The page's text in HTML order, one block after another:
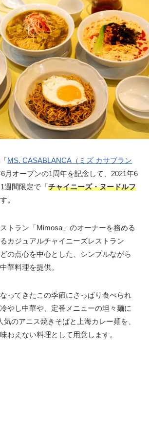
MS. CASABLANCA（ミズ カサブラン
6月オープンの1周年を記念して、2021年6
週間限定で「チャイニーズ・ヌードルフ
。
トラン「Mimosa」のオーナーを務める
カジュアルチャイニーズレストラン
の点心を中心とした、シンプルながら
華料理を提供。
ってきたこの季節にさっぱり食べられ
やし中華や、定番メニューの坦々麺に
気のアニス焼きそばと上海カレー麺を、
わえない料理として用意します。